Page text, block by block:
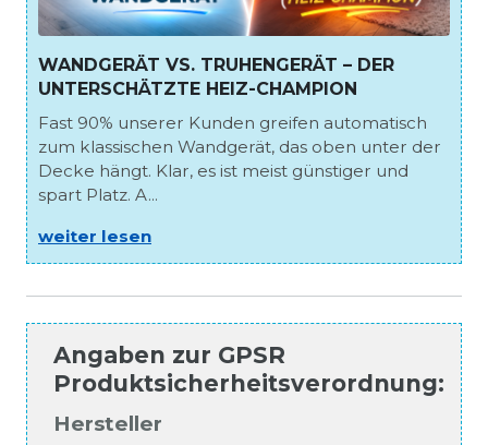
WANDGERÄT VS. TRUHENGERÄT – DER
UNTERSCHÄTZTE HEIZ-CHAMPION
Fast 90% unserer Kunden greifen automatisch
zum klassischen Wandgerät, das oben unter der
Decke hängt. Klar, es ist meist günstiger und
spart Platz. A...
weiter lesen
Angaben zur GPSR
Produktsicherheitsverordnung:
Hersteller